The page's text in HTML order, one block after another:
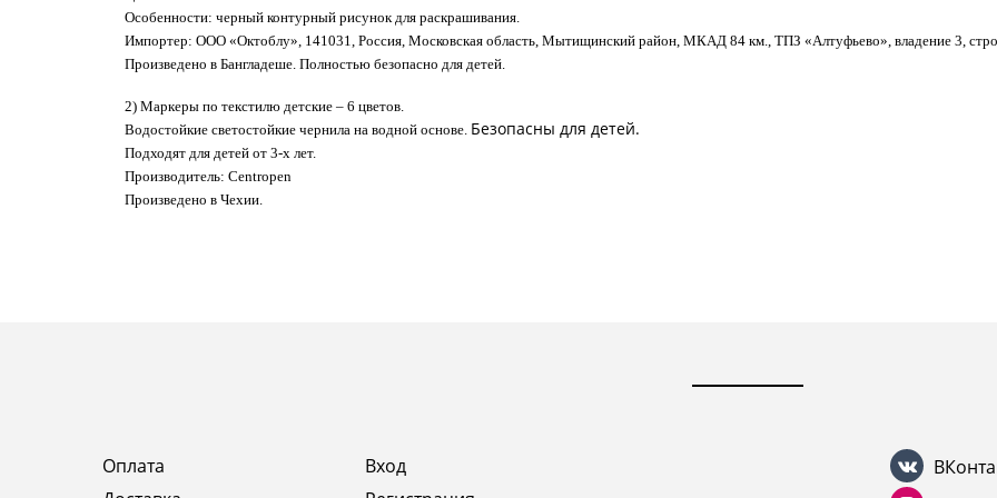
Особенности: черный контурный рисунок для раскрашивания.
Импортер: ООО «Октоблу», 141031, Россия, Московская область, Мытищинский район, МКАД 84 км., ТПЗ «Алтуфьево», владение 3,
Произведено в Бангладеше. Полностью безопасно для детей.
2) Маркеры по текстилю детские – 6 цветов.
Водостойкие светостойкие чернила на водной основе. Безопасны для детей.
Подходят для детей от 3-х лет.
Производитель: Centropen
Произведено в Чехии.
Оплата
Вход